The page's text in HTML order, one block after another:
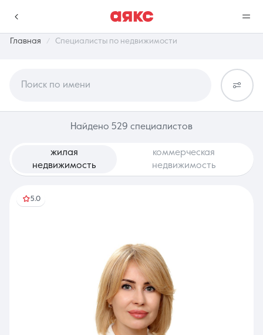
Избранное
0 объявлений 0 объявлений
Недвижимость Услуги
Контакты
Главная Специалисты по недвижимости
Поиск по имени
Найдено 529 специалистов
жилая
недвижимость
коммерческая
недвижимость
5.0